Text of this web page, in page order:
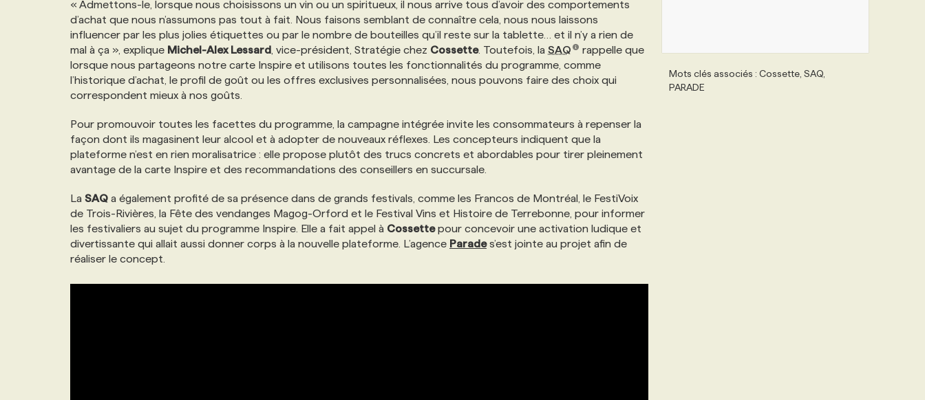
NOS TARIFS
PROGRAMMES DE SUBVENTIONS
ANNONCEZ AVEC NOUS
ANNONCEZ AVEC NOUS
« Admettons-le, lorsque nous choisissons un vin ou un spiritueux, il nous arrive tous d’avoir des comportements
d’achat que nous n’assumons pas tout à fait. Nous faisons semblant de connaître cela, nous nous laissons
influencer par les plus jolies étiquettes ou par le nombre de bouteilles qu’il reste sur la tablette… et il n’y a rien de
mal à ça », explique Michel-Alex Lessard , vice-président, Stratégie chez Cossette. Toutefois, la SAQ
rappelle que
lorsque nous partageons notre carte Inspire et utilisons toutes les fonctionnalités du programme, comme
l’historique d’achat, le profil de goût ou les offres exclusives personnalisées, nous pouvons faire des choix qui
correspondent mieux à nos goûts.
Pour promouvoir toutes les facettes du programme, la campagne intégrée invite les consommateurs à repenser la
façon dont ils magasinent leur alcool et à adopter de nouveaux réflexes. Les concepteurs indiquent que la
plateforme n’est en rien moralisatrice : elle propose plutôt des trucs concrets et abordables pour tirer pleinement
avantage de la carte Inspire et des recommandations des conseillers en succursale.
La SAQ a également profité de sa présence dans de grands festivals, comme les Francos de Montréal, le FestiVoix
de Trois-Rivières, la Fête des vendanges Magog-Orford et le Festival Vins et Histoire de Terrebonne, pour informer
les festivaliers au sujet du programme Inspire. Elle a fait appel à Cossettepour concevoir une activation ludique et
divertissante qui allait aussi donner corps à la nouvelle plateforme. L’agence Parades’est jointe au projet afin de
réaliser le concept.
Mots clés associés : Cossette, SAQ,
PARADE